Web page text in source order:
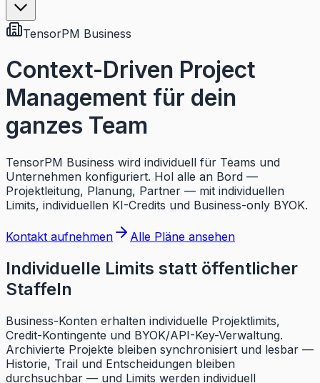
TensorPM Business
Context-Driven Project
Management für dein
ganzes Team
TensorPM Business wird individuell für Teams und
Unternehmen konfiguriert. Hol alle an Bord —
Projektleitung, Planung, Partner — mit individuellen
Limits, individuellen KI-Credits und Business-only BYOK.
Kontakt aufnehmen Alle Pläne ansehen
Individuelle Limits statt öffentlicher
Staffeln
Business-Konten erhalten individuelle Projektlimits,
Credit-Kontingente und BYOK/API-Key-Verwaltung.
Archivierte Projekte bleiben synchronisiert und lesbar —
Historie, Trail und Entscheidungen bleiben
durchsuchbar — und Limits werden individuell